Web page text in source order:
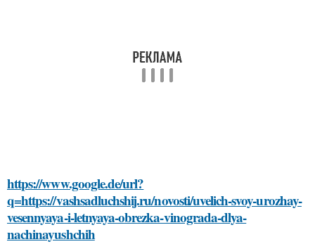
https://www.google.de/url?
q=https://vashsadluchshij.ru/novosti/uvelich-svoy-urozhay-
vesennyaya-i-letnyaya-obrezka-vinograda-dlya-
nachinayushchih